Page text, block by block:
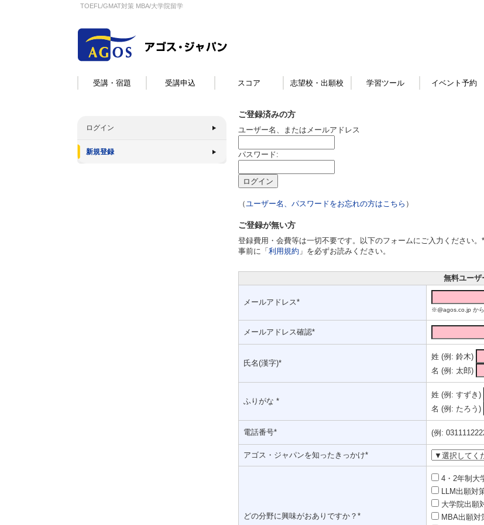
TOEFL/GMAT対策 MBA/大学院留学
受講・宿題 受講申込 スコア 志望校・出願校 学習ツール イベント予約
ログイン
新規登録
ご登録済みの方
ユーザー名、またはメールアドレス
パスワード:
（ユーザー名、パスワードをお忘れの方はこちら ）
ご登録が無い方
登録費用・会費等は一切不要です。以下のフォームにご入力ください。
事前に「 利用規約 」を必ずお読みください。
無料ユーザ
メールアドレス*
※@agos.co.jp から
メールアドレス確認*
氏名(漢字)*
姓 (例: 鈴木)
名 (例: 太郎)
ふりがな *
姓 (例: すずき)
名 (例: たろう)
電話番号* (例:
アゴス・ジャパンを知ったきっかけ*
どの分野に興味がおありですか？*
4・2年制大
LLM出願対
大学院出願
MBA出願対